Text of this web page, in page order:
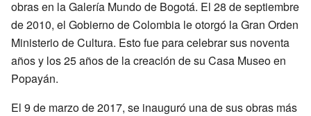
obras en la Galería Mundo de Bogotá. El 28 de septiembre
de 2010, el Gobierno de Colombia le otorgó la Gran Orden
Ministerio de Cultura. Esto fue para celebrar sus noventa
años y los 25 años de la creación de su Casa Museo en
Popayán.
El 9 de marzo de 2017, se inauguró una de sus obras más